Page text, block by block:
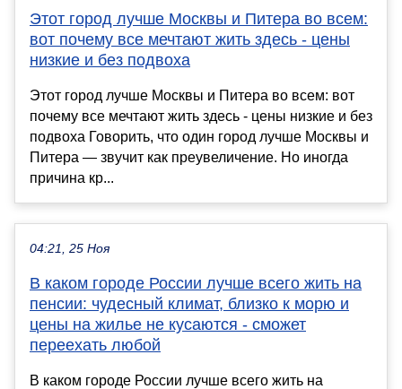
Этот город лучше Москвы и Питера во всем:
вот почему все мечтают жить здесь - цены
низкие и без подвоха
Этот город лучше Москвы и Питера во всем: вот
почему все мечтают жить здесь - цены низкие и без
подвоха Говорить, что один город лучше Москвы и
Питера — звучит как преувеличение. Но иногда
причина кр...
04:21, 25 Ноя
В каком городе России лучше всего жить на
пенсии: чудесный климат, близко к морю и
цены на жилье не кусаются - сможет
переехать любой
В каком городе России лучше всего жить на